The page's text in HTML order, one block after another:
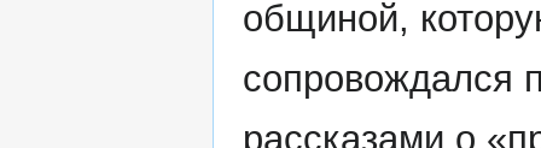
общиной,
сопровождался
рассказами о